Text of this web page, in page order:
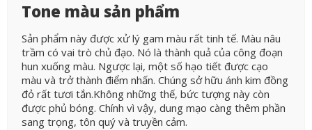
Tone màu sản phẩm
Sản phẩm này được xử lý gam màu rất tinh tế. Màu nâu
trầm có vai trò chủ đạo. Nó là thành quả của công đoạn
hun xuống màu. Ngược lại, một số hạo tiết được cạo
màu và trở thành điểm nhấn. Chúng sở hữu ánh kim đồng
đỏ rất tươi tắn.Không những thế, bức tượng này còn
được phủ bóng. Chính vì vậy, dung mạo càng thêm phần
sang trọng, tôn quý và truyền cảm.